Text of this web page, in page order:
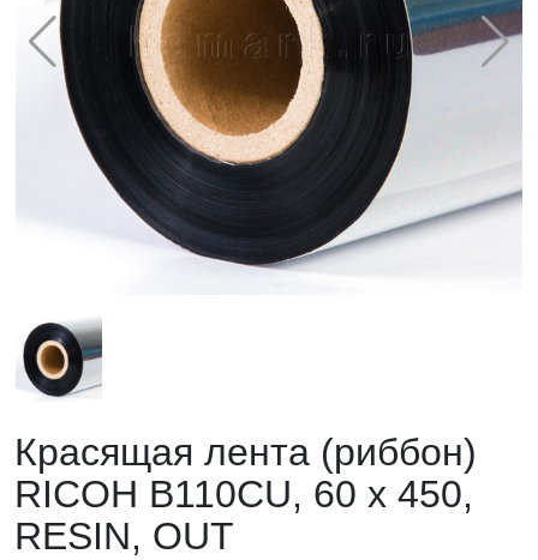
Красящая лента (риббон)
RICOH B110CU, 60 х 450,
RESIN, OUT